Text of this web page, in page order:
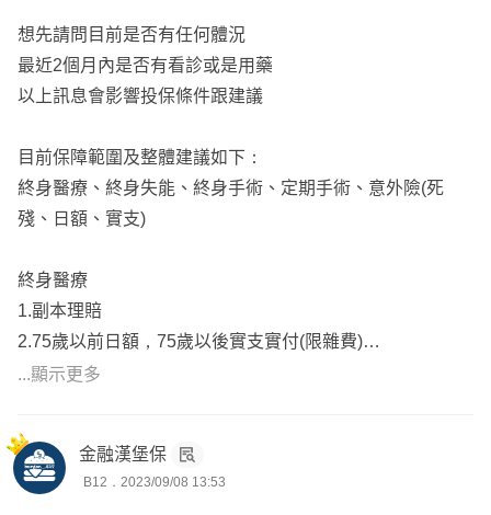
身故金:所繳保費*1.02
75歲前
住院日額500元
加護病房費1000元
住院前後門診125元
重大特定傷病住院1000元
門診手術500元
住院手術2500元
75歲後
出院照護金500元
加護病房1000元
想先請問目前是否有任何體況
最近2個月內是否有看診或是用藥
以上訊息會影響投保條件跟建議
目前保障範圍及整體建議如下：
終身醫療、終身失能、終身手術、定期手術、意外險(死
殘、日額、實支)
終身醫療
1.副本理賠
2.75歲以前日額，75歲以後實支實付(限雜費)
3.手術受健保2-2-7、3-3-4-3條款限制，可搭配XHB解決
5.可領回(扣除已付保險金)
失能險
...顯示更多
金融漢堡保
B12．2023/09/08 13:53